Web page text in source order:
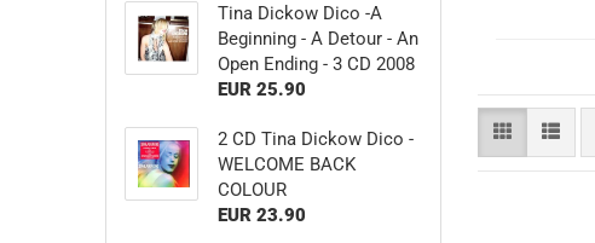
Tina Dickow Dico -A
Beginning - A Detour - An
Open Ending - 3 CD 2008
EUR 25.90
2 CD Tina Dickow Dico -
WELCOME BACK
COLOUR
EUR 23.90